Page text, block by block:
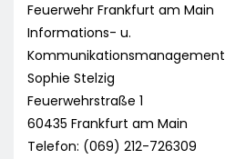
Feuerwehr Frankfurt am Main
Informations- u.
Kommunikationsmanagement
Sophie Stelzig
Feuerwehrstraße 1
60435 Frankfurt am Main
Telefon: (069) 212-726309